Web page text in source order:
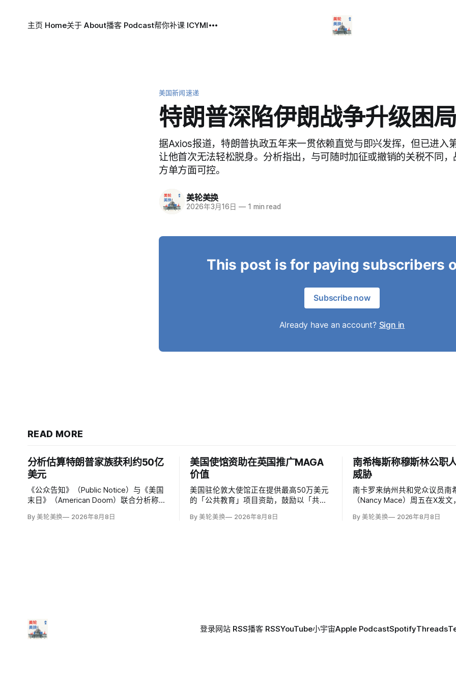
主页 Home关于 About播客 Podcast帮你补课 ICYMI
美国新闻速递
特朗普深陷伊朗战争升级困局
据Axios报道，特朗普执政五年来一贯依赖直觉与即兴发挥，但已进入
让他首次无法轻松脱身。分析指出，与可随时加征或撤销的关税不同
方单方面可控。
美轮美换
2026年3月16日 — 1 min read
This post is for paying subscribers
Subscribe now
Already have an account? Sign in
READ MORE
分析估算特朗普家族获利约50亿
美元
《公众告知》（Public Notice）与《美国
末日》（American Doom）联合分析称，
与资产增值保守估计约50亿美元，其中数
By 美轮美换 2026年8月8日
美国使馆资助在英国推广MAGA
价值
美国驻伦敦大使馆正在提供最高50万美元
的「公共教育」项目资助，鼓励以「共同
有限政府、正当程序、陪审团审判、财产
By 美轮美换 2026年8月8日
南希梅斯称穆斯林公职
威胁
南卡罗来纳州共和党众议员南
（Nancy Mace）周五在X发
马」，并对国家安全和共和国
By 美轮美换 2026年8月8日
登录网站 RSS播客 RSSYouTube小宇宙Apple PodcastSpotifyThreads